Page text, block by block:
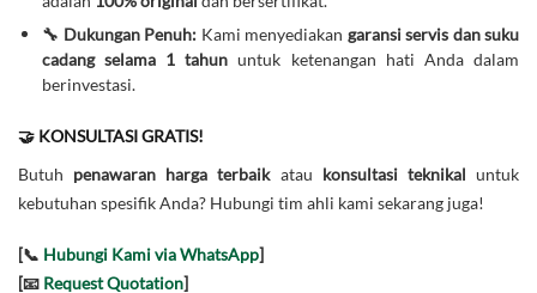
🔧 Dukungan Penuh: Kami menyediakan garansi servis dan suku
cadang selama 1 tahun untuk ketenangan hati Anda dalam
berinvestasi.
🤝 KONSULTASI GRATIS!
Butuh penawaran harga terbaikatau konsultasi teknikal untuk
kebutuhan spesifik Anda? Hubungi tim ahli kami sekarang juga!
[📞 Hubungi Kami via WhatsApp]
[📧 Request Quotation]